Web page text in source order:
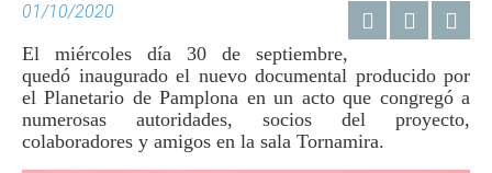
01/10/2020
El miércoles día 30 de septiembre,
quedó inaugurado el nuevo documental producido por
el Planetario de Pamplona en un acto que congregó a
numerosas autoridades, socios del proyecto,
colaboradores y amigos en la sala Tornamira.